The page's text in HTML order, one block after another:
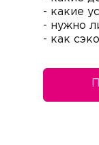
- какие
- нужно
- как